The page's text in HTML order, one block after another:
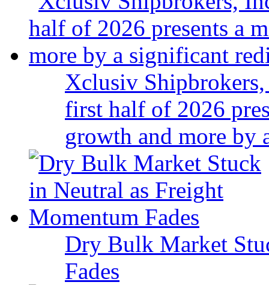
Xclusiv
first half of 2026
growth and more
Dry Bulk Market
Fades